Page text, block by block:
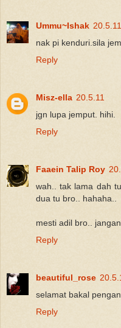
Ummu~Ishak 20.5.11
nak pi kenduri.sila
Reply
Misz-ella 20.5.11
jgn lupa jemput. hihi.
Reply
Faaein Talip Roy
wah.. tak lama dah
dua tu bro.. hahaha..
mesti adil bro.. jangan
Reply
beautiful_rose
selamat bakal
Reply